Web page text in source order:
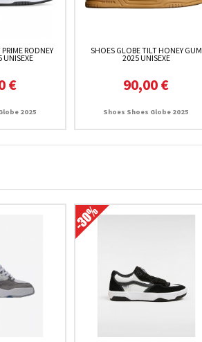
RODNEY
UNISEXE
€
2025
SHOES GLOBE TILT HONEY GUM
2025 UNISEXE
90,00 €
Shoes Shoes Globe 2025